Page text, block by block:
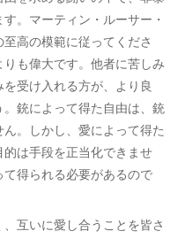
。マーティン・ルーサー・
高の模範に従ってくださ
も偉大です。他者に苦しみ
受け入れる方が、より良
銃によって得た自由は、銃
。しかし、愛によって得た
は手段を正当化できませ
得られる必要があるので
互いに愛し合うことを皆さ